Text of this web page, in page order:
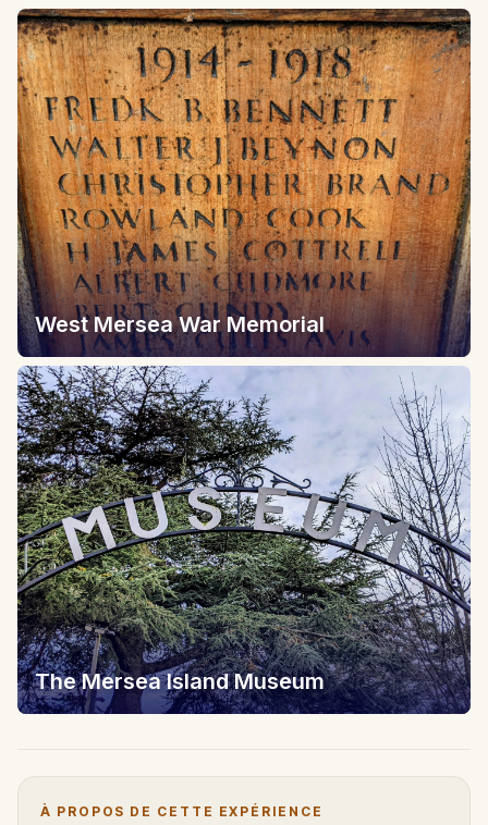
West Mersea War Memorial
The Mersea Island Museum
À PROPOS DE CETTE EXPÉRIENCE